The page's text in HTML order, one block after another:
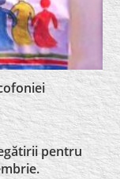
pentru